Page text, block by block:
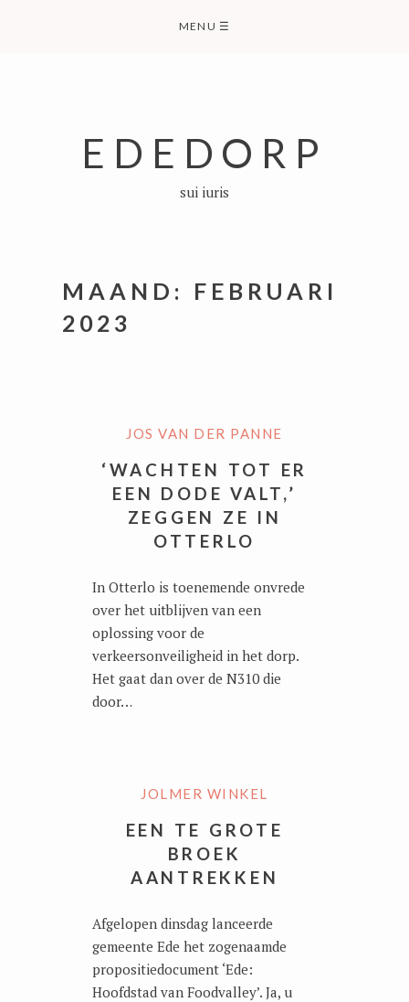
MENU ☰
EDEDORP
sui iuris
MAAND: FEBRUARI
2023
JOS VAN DER PANNE
‘WACHTEN TOT ER
EEN DODE VALT,’
ZEGGEN ZE IN
OTTERLO
In Otterlo is toenemende onvrede
over het uitblijven van een
oplossing voor de
verkeersonveiligheid in het dorp.
Het gaat dan over de N310 die
door…
JOLMER WINKEL
EEN TE GROTE
BROEK
AANTREKKEN
Afgelopen dinsdag lanceerde
gemeente Ede het zogenaamde
propositiedocument ‘Ede:
Hoofdstad van Foodvalley’. Ja, u